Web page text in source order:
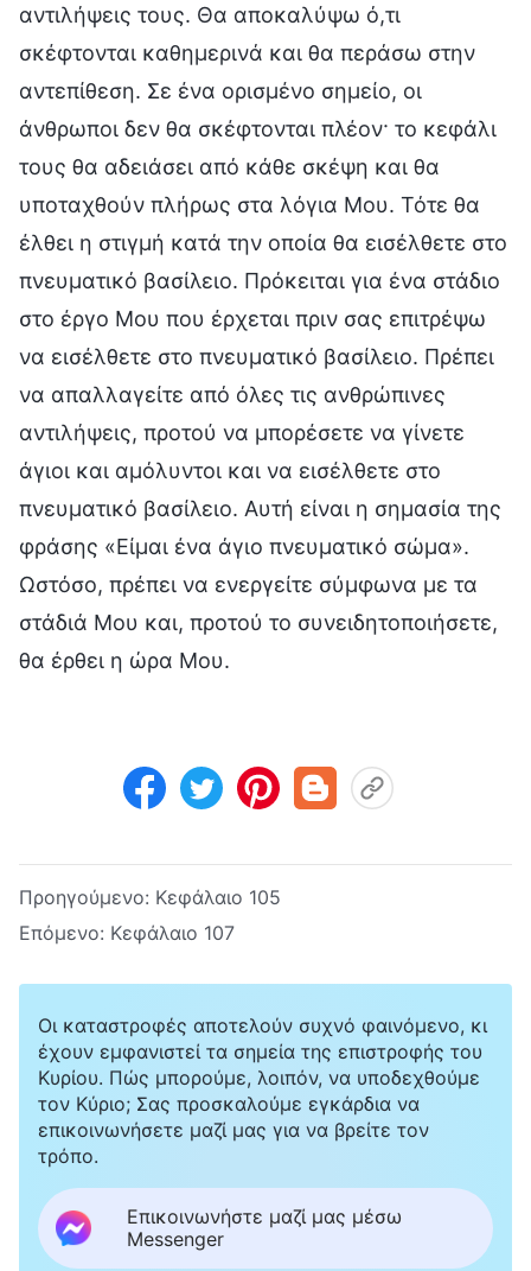
αντιλήψεις τους. Θα αποκαλύψω ό,τι
σκέφτονται καθημερινά και θα περάσω στην
αντεπίθεση. Σε ένα ορισμένο σημείο, οι
άνθρωποι δεν θα σκέφτονται πλέον· το κεφάλι
τους θα αδειάσει από κάθε σκέψη και θα
υποταχθούν πλήρως στα λόγια Μου. Τότε θα
έλθει η στιγμή κατά την οποία θα εισέλθετε στο
πνευματικό βασίλειο. Πρόκειται για ένα στάδιο
στο έργο Μου που έρχεται πριν σας επιτρέψω
να εισέλθετε στο πνευματικό βασίλειο. Πρέπει
να απαλλαγείτε από όλες τις ανθρώπινες
αντιλήψεις, προτού να μπορέσετε να γίνετε
άγιοι και αμόλυντοι και να εισέλθετε στο
πνευματικό βασίλειο. Αυτή είναι η σημασία της
φράσης «Είμαι ένα άγιο πνευματικό σώμα».
Ωστόσο, πρέπει να ενεργείτε σύμφωνα με τα
στάδιά Μου και, προτού το συνειδητοποιήσετε,
θα έρθει η ώρα Μου.
Προηγούμενο: Κεφάλαιο 105
Επόμενο: Κεφάλαιο 107
Οι καταστροφές αποτελούν συχνό φαινόμενο, κι
έχουν εμφανιστεί τα σημεία της επιστροφής του
Κυρίου. Πώς μπορούμε, λοιπόν, να υποδεχθούμε
τον Κύριο; Σας προσκαλούμε εγκάρδια να
επικοινωνήσετε μαζί μας για να βρείτε τον
τρόπο.
Επικοινωνήστε μαζί μας μέσω
Messenger